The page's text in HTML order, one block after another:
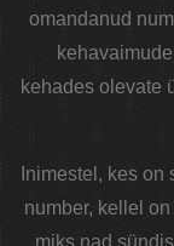
omandanud
kehades olevate
Inimestel, kes
number, kellel